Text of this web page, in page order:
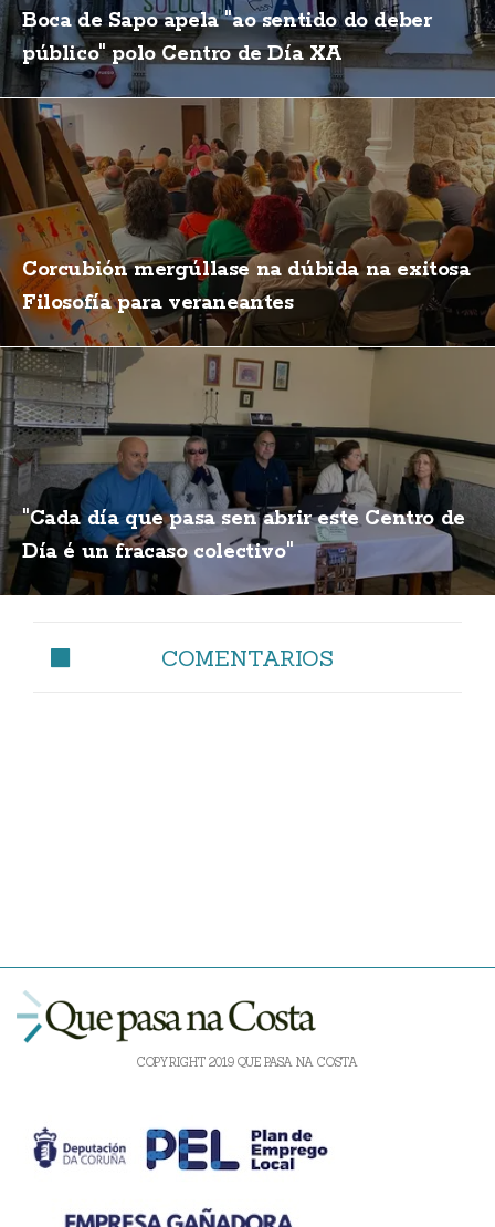
Boca de Sapo apela "ao sentido do deber
público" polo Centro de Día XA
Corcubión mergúllase na dúbida na exitosa
Filosofía para veraneantes
"Cada día que pasa sen abrir este Centro de
Día é un fracaso colectivo"
COMENTARIOS
COPYRIGHT 2019 QUE PASA NA COSTA